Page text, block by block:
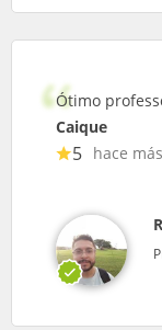
Ótimo
Caique
5 hace